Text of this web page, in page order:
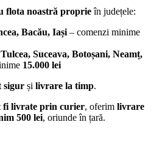
flota noastră proprieîn județele:
Bacău, Iași– comenzi minime
Suceava, Botoșani, Neamț,
15.000 lei
sigur și livrare la timp.
fi livrate prin curier, oferim livrare
500 lei, oriunde în țară.